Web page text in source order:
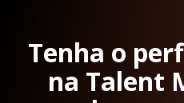
Tenha o
na Talent